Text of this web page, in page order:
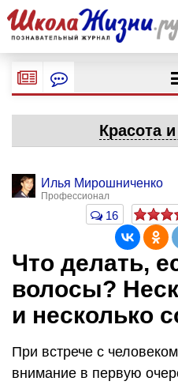
Красота
Илья Мирошниченко
Профессионал
16
Что делать,
волосы?
и несколько
При встрече с
внимание в первую